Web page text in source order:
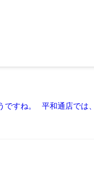
ですね。 平和通店では